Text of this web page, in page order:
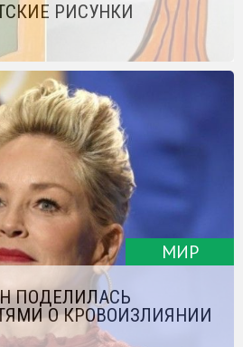
РИСУНКИ
МИР
ПОДЕЛИЛАСЬ
О КРОВОИЗЛИЯНИИ